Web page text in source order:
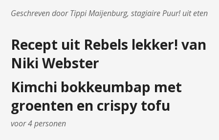
Geschreven door Tippi Maijenburg, stagiaire Puur! uit eten
Recept uit Rebels lekker! van
Niki Webster
Kimchi bokkeumbap met
groenten en crispy tofu
voor 4 personen